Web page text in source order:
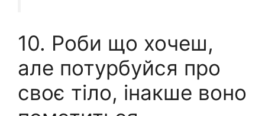
10. Роби що хочеш,
але потурбуйся про
своє тіло, інакше воно